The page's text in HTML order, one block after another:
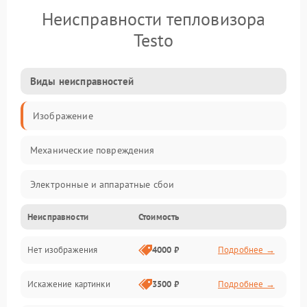
Неисправности тепловизора
Testo
Виды неисправностей
Изображение
Механические повреждения
Электронные и аппаратные сбои
Неисправности сенсора и оптики
Программные ошибки
Электропитание
Неисправности Стоимость
Нет изображения 4000 ₽ Подробнее →
Искажение картинки 3500 ₽ Подробнее →